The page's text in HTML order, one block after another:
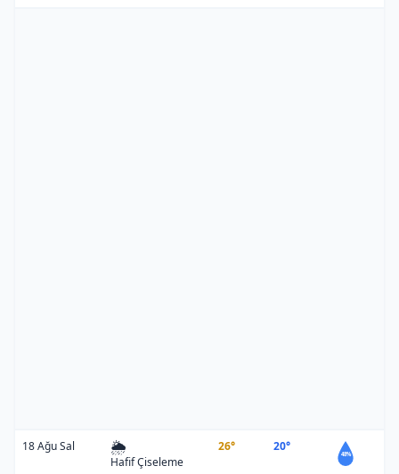
18 Ağu Sal 🌦️
Hafif Çiseleme
26° 20°
48%